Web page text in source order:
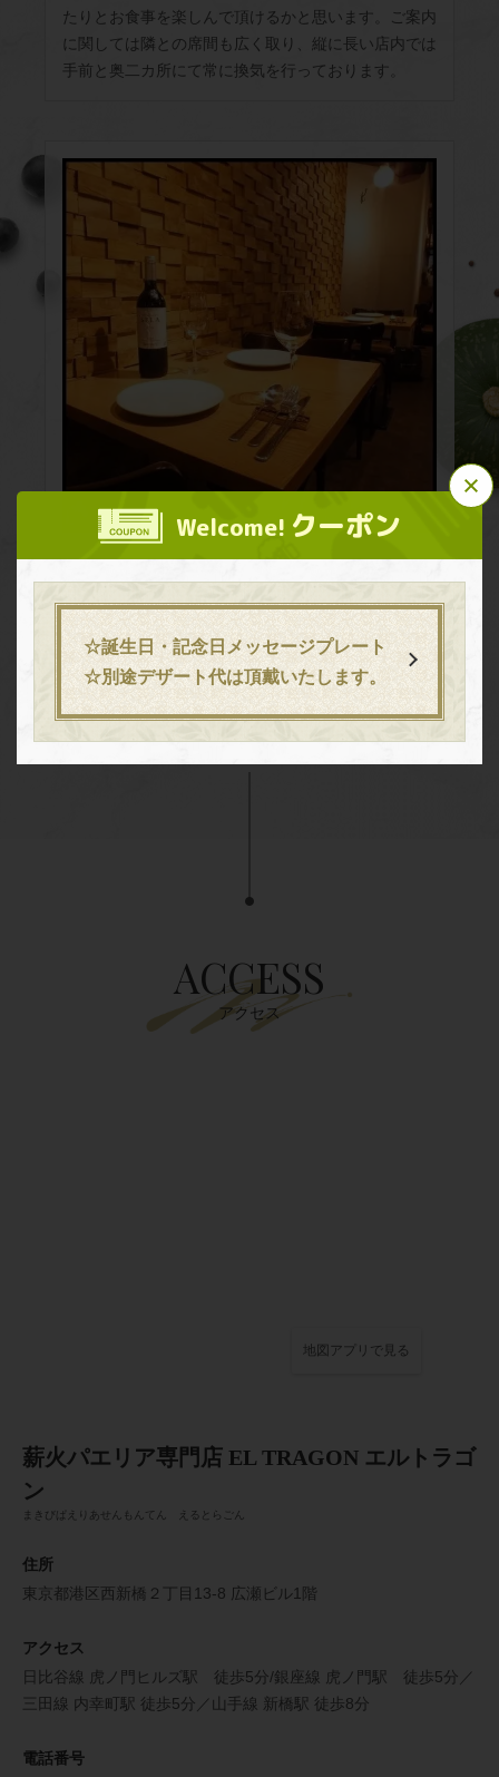
Welcome! クーポン
☆誕生日・記念日メッセージプレート
☆別途デザート代は頂戴いたします。
たりとお食事を楽しんで頂けるかと思います。ご案内
に関しては隣との席間も広く取り、縦に長い店内では
手前と奥二カ所にて常に換気を行っております。
【デートや女子会に】お二人でゆっくりとくつろげる
ペインの美味しい料理とお酒を存分にお楽しみくださ
い。新橋、虎ノ門、内幸町でお店をお探しの際にはぜ
ACCESS
アクセス
地図アプリで見る
薪火パエリア専門店 EL TRAGON エルトラゴ
ン
まきびぱえりあせんもんてん えるとらごん
住所
東京都港区西新橋２丁目13-8 広瀬ビル1階
アクセス
日比谷線 虎ノ門ヒルズ駅 徒歩5分/銀座線 虎ノ門駅 徒歩5分／
三田線 内幸町駅 徒歩5分／山手線 新橋駅 徒歩8分
電話番号
この店舗情報をシェアする
薪火パエリア専門店 EL TRAGON エルトラゴン
東京都港区西新橋２丁目13-8 広瀬ビル1階
https://eltragon.owst.jp/
お店情報をコピー
閉じる